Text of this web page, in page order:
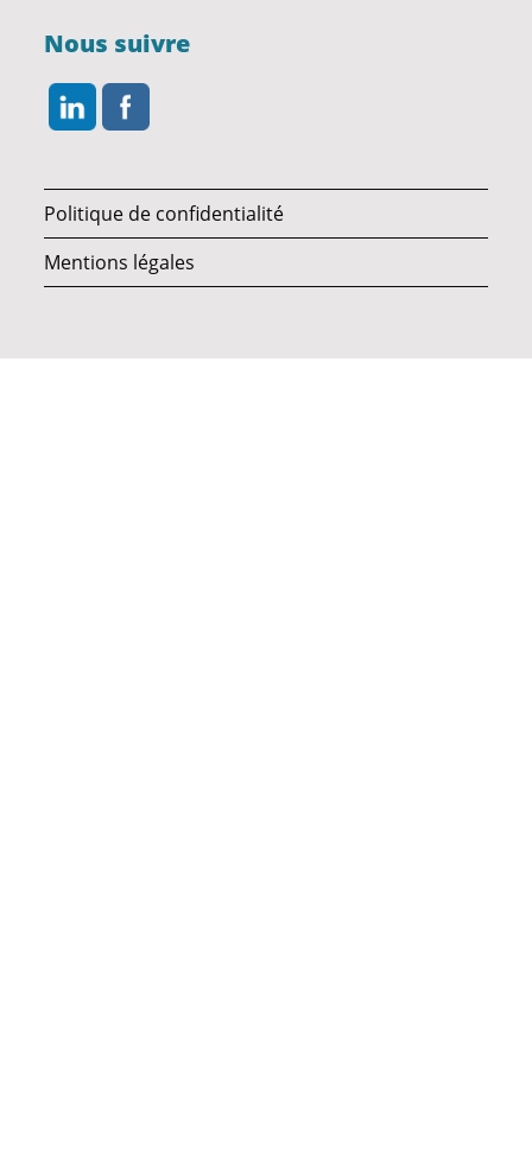
Nous suivre
Politique de confidentialité
Mentions légales